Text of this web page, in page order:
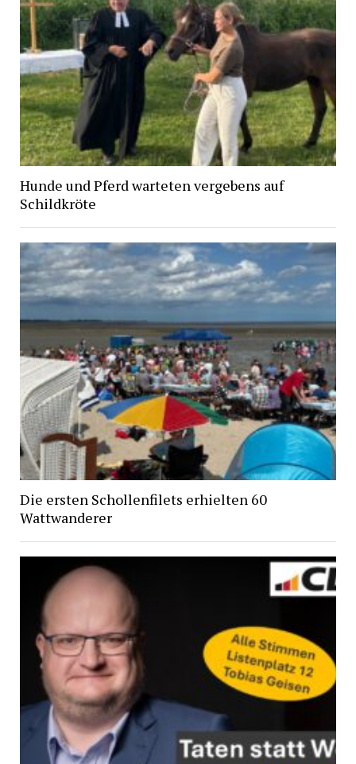
Hunde und Pferd warteten vergebens auf
Schildkröte
Die ersten Schollenfilets erhielten 60
Wattwanderer